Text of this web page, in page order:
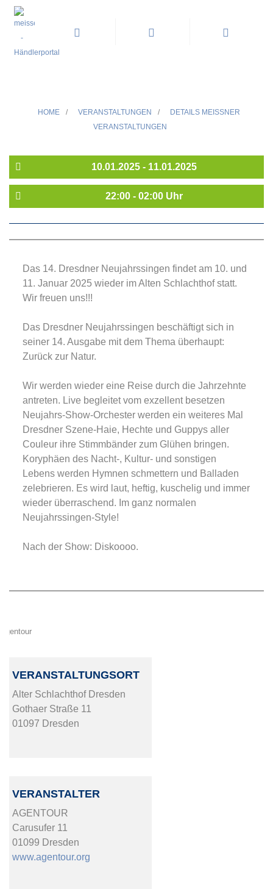
HOME / VERANSTALTUNGEN /
DETAILS MEISSNER V
ERANSTALTUNGEN
10.01.2025 - 11.01.2025
22:00 - 02:00 Uhr
Das 14. Dresdner Neujahrssingen findet am 10. und
11. Januar 2025 wieder im Alten Schlachthof statt.
Wir freuen uns!!!
Das Dresdner Neujahrssingen beschäftigt sich in
seiner 14. Ausgabe mit dem Thema überhaupt:
Zurück zur Natur.
Wir werden wieder eine Reise durch die Jahrzehnte
antreten. Live begleitet vom exzellent besetzen
Neujahrs-Show-Orchester werden ein weiteres Mal
Dresdner Szene-Haie, Hechte und Guppys aller
Couleur ihre Stimmbänder zum Glühen bringen.
Koryphäen des Nacht-, Kultur- und sonstigen
Lebens werden Hymnen schmettern und Balladen
zelebrieren. Es wird laut, heftig, kuschelig und immer
wieder überraschend. Im ganz normalen
Neujahrssingen-Style!
Nach der Show: Diskoooo.
Agentour
VERANSTALTUNGSORT
Alter Schlachthof Dresden
Gothaer Straße 11
01097 Dresden
VERANSTALTER
AGENTOUR
Carusufer 11
01099 Dresden
www.agentour.org